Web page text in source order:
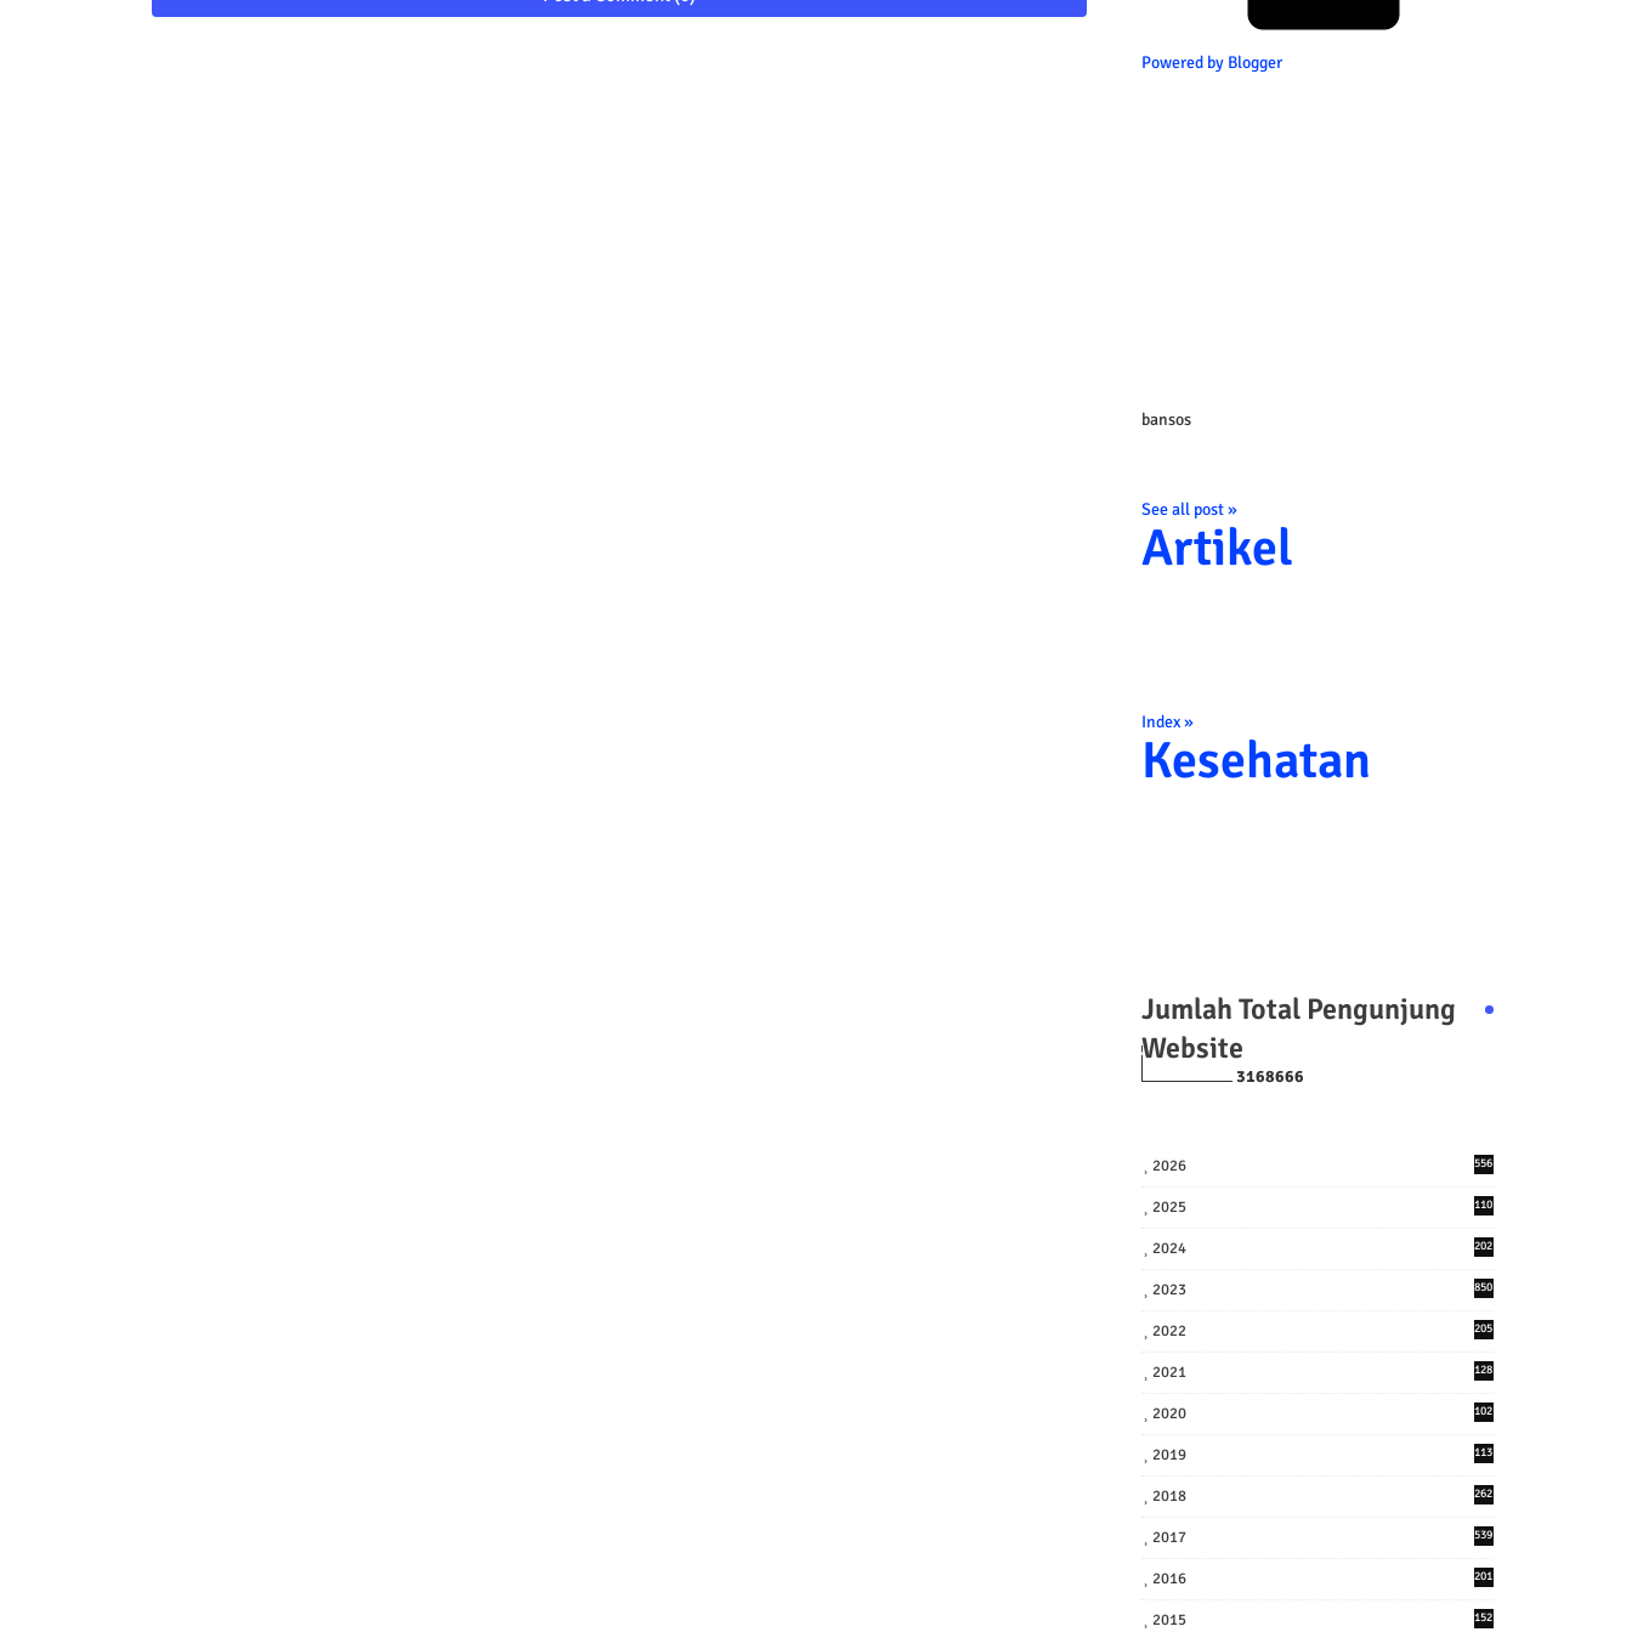
Powered by Blogger
bansos
See all post »
Artikel
Index »
Kesehatan
Jumlah Total Pengunjung
Website
3168666
2026 556
2025
110
2024
202
2023 850
2022
205
2021
128
2020
102
2019
113
2018
262
2017
539
2016
201
2015 152